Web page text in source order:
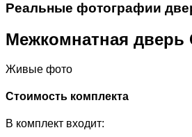
Реальные фотографии
Межкомнатная дверь
Живые фото
Стоимость комплекта
В комплект входит: